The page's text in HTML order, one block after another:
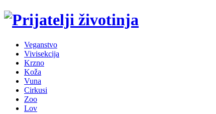
Veganstvo
Vivisekcija
Krzno
Koža
Vuna
Cirkusi
Zoo
Lov